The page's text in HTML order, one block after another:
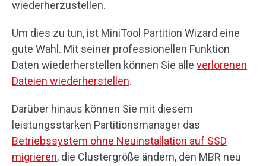
wiederherzustellen.
Um dies zu tun, ist MiniTool Partition Wizard eine
gute Wahl. Mit seiner professionellen Funktion
Daten wiederherstellen können Sie alle verlorenen
Dateien wiederherstellen.
Darüber hinaus können Sie mit diesem
leistungsstarken Partitionsmanager das
Betriebssystem ohne Neuinstallation auf SSD
migrieren, die Clustergröße ändern, den MBR neu